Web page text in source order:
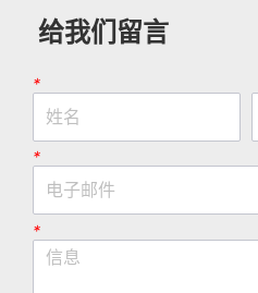
给我们留言
*
*
*